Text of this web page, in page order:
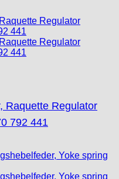
Raquette Regulator
792 441